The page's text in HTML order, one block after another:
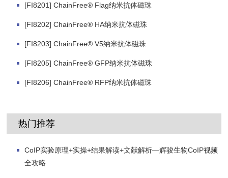
[FI8201] ChainFree® Flag纳米抗体磁珠
[FI8202] ChainFree® HA纳米抗体磁珠
[FI8203] ChainFree® V5纳米抗体磁珠
[FI8205] ChainFree® GFP纳米抗体磁珠
[FI8206] ChainFree® RFP纳米抗体磁珠
热门推荐
CoIP实验原理+实操+结果解读+文献解析—辉骏生物CoIP视频
全攻略